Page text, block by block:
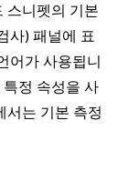
스니펫의 기본
사) 패널에 표
어가 사용됩니
정 속성을 사
서는 기본 측정